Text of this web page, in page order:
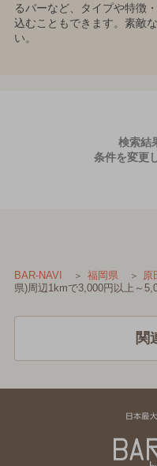
るバーなど、タイプや特徴
込むこともできます。素敵
い。
検索結
条件を変更
BAR-NAVI 福岡県 原
県)周辺1kmで3,000円以上～
関